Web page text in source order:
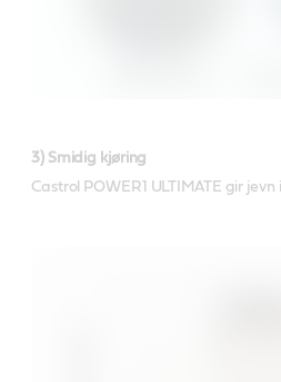
3) Smidig kjøring
Castrol POWER1 ULTIMATE gir